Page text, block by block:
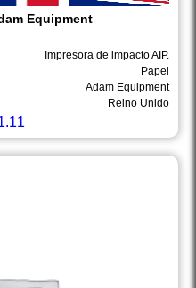
Equipment
Impresora de impacto AIP.
Papel
Adam Equipment
Reino Unido